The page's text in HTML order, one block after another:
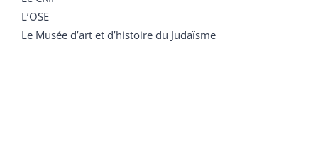
L’OSE
Le Musée d’art et d’histoire du Judaïsme